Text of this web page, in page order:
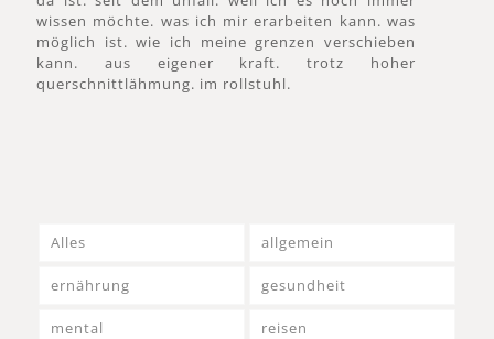
wissen möchte. was ich mir erarbeiten kann. was
möglich ist. wie ich meine grenzen verschieben
kann. aus eigener kraft. trotz hoher
querschnittlähmung. im rollstuhl.
Alles allgemein
ernährung gesundheit
mental reisen